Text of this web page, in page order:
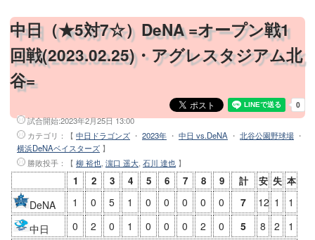
中日（★5対7☆）DeNA =オープン戦1
回戦(2023.02.25)・アグレスタジアム北
谷=
試合開始:2023年2月25日 13:00
カテゴリ：【 中日ドラゴンズ ・ 2023年 ・ 中日 vs.DeNA ・ 北谷公園野球場 ・
横浜DeNAベイスターズ 】
勝敗投手 ：【 柳 裕也, 濵口 遥大, 石川 達也 】
1 2 3 4 5 6 7 8 9 計 安 失 本
DeNA 1 0 5 1 0 0 0 0 0 7 12 1
1
中日
0 2 0 1 0 0 0 2 0 5 8 2
1